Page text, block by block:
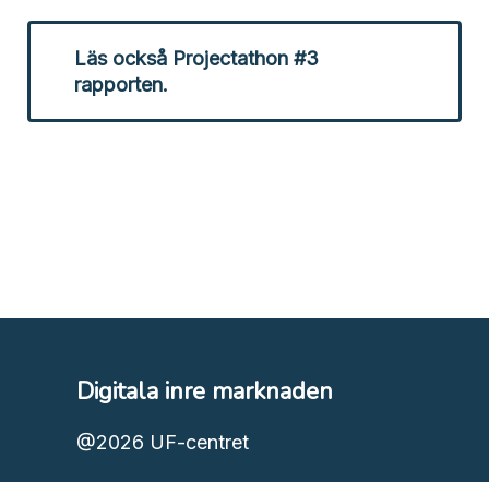
Läs också Projectathon #3
rapporten.
Digitala inre marknaden
@2026 UF-centret